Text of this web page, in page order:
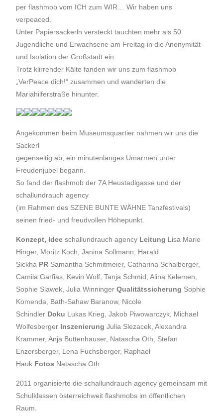
per flashmob vom ICH zum WIR… Wir haben uns
verpeaced.
Unter Papiersackerln versteckt tauchten mehr als 50
Jugendliche und Erwachsene am Freitag in die Anonymität
und Isolation der Großstadt ein.
Trotz klirrender Kälte fanden wir uns zum flashmob
„VerPeace dich!“ zusammen und wanderten die
Mariahilferstraße hinunter.
Angekommen beim Museumsquartier nahmen wir uns die
Sackerl
gegenseitig ab, ein minutenlanges Umarmen unter
Freudenjubel begann.
So fand der flashmob der 7A Heustadlgasse und der
schallundrauch agency
(im Rahmen des SZENE BUNTE WÄHNE Tanzfestivals)
seinen fried- und freudvollen Höhepunkt.
Konzept, Idee schallundrauch agency Leitung Lisa Marie
Hinger, Moritz Koch, Janina Sollmann, Harald
Sickha PR Samantha Schmitmeier, Catharina Schalberger,
Camila Garfias, Kevin Wolf, Tanja Schmid, Alina Kelemen,
Sophie Slawek, Julia Winninger Qualitätssicherung Sophie
Komenda, Bath-Sahaw Baranow, Nicole
Schindler Doku Lukas Krieg, Jakob Piwowarczyk, Michael
Wolfesberger Inszenierung Julia Slezacek, Alexandra
Krammer, Anja Buttenhauser, Natascha Oth, Stefan
Enzersberger, Lena Fuchsberger, Raphael
Hauk Fotos Natascha Oth
2011 organisierte die schallundrauch agency gemeinsam mit
Schulklassen österreichweit flashmobs im öffentlichen
Raum.